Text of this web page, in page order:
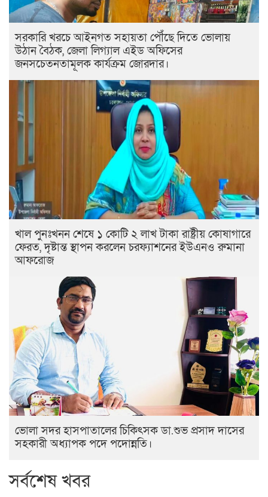
সরকারি খরচে আইনগত সহায়তা পৌঁছে দিতে ভোলায়
উঠান বৈঠক, জেলা লিগ্যাল এইড অফিসের
জনসচেতনতামূলক কার্যক্রম জোরদার।
খাল পুনঃখনন শেষে ১ কোটি ২ লাখ টাকা রাষ্ট্রীয় কোষাগারে
ফেরত, দৃষ্টান্ত স্থাপন করলেন চরফ্যাশনের ইউএনও রুমানা
আফরোজ
ভোলা সদর হাসপাতালের চিকিৎসক ডা.শুভ প্রসাদ দাসের
সহকারী অধ্যাপক পদে পদোন্নতি।
সর্বশেষ খবর